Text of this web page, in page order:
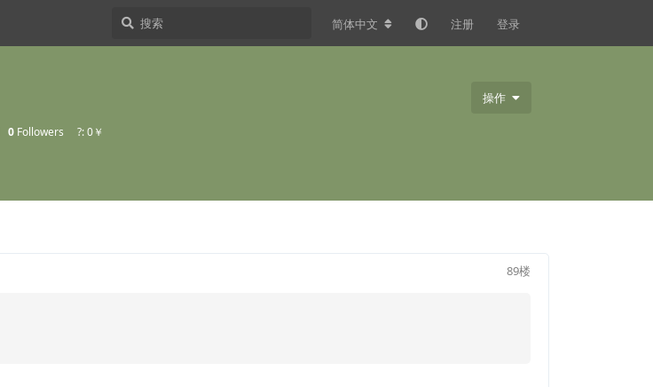
简体中文 注册 登录
操作
0 Followers ?: 0￥
89楼